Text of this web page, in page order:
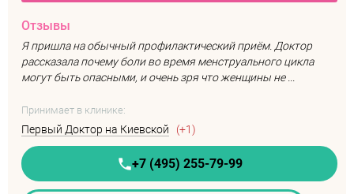
Отзывы
Я пришла на обычный профилактический приём. Доктор
рассказала почему боли во время менструального цикла
могут быть опасными, и очень зря что женщины не ...
Принимает в клинике:
Первый Доктор на Киевской (+1)
+7 (495) 255-79-99